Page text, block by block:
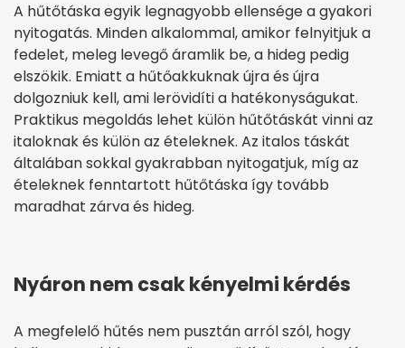
A hűtőtáska egyik legnagyobb ellensége a gyakori
nyitogatás. Minden alkalommal, amikor felnyitjuk a
fedelet, meleg levegő áramlik be, a hideg pedig
elszökik. Emiatt a hűtőakkuknak újra és újra
dolgozniuk kell, ami lerövidíti a hatékonyságukat.
Praktikus megoldás lehet külön hűtőtáskát vinni az
italoknak és külön az ételeknek. Az italos táskát
általában sokkal gyakrabban nyitogatjuk, míg az
ételeknek fenntartott hűtőtáska így tovább
maradhat zárva és hideg.
Nyáron nem csak kényelmi kérdés
A megfelelő hűtés nem pusztán arról szól, hogy